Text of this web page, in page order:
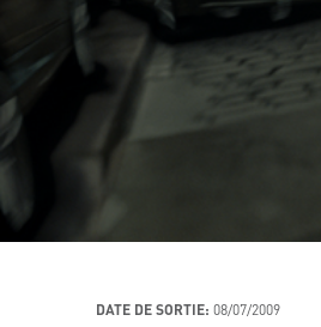
DATE DE SORTIE: 08/07/2009